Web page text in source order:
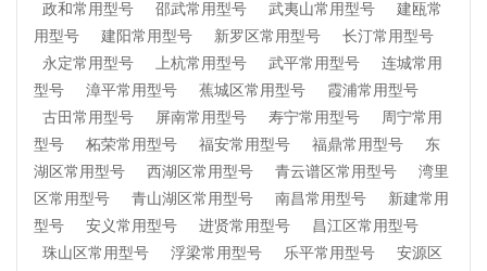
政和常用型号
邵武常用型号 武夷山常用型号
建瓯常
用型号
建阳常用型号 新罗区常用型号
长汀常用型号
永定常用型号
上杭常用型号 武平常用型号
连城常用
型号
漳平常用型号 蕉城区常用型号
霞浦常用型号
古田常用型号
屏南常用型号 寿宁常用型号
周宁常用
型号
柘荣常用型号 福安常用型号 福鼎常用型号
东
湖区常用型号
西湖区常用型号 青云谱区常用型号
湾里
区常用型号
青山湖区常用型号 南昌常用型号
新建常用
型号
安义常用型号 进贤常用型号
昌江区常用型号
珠山区常用型号
浮梁常用型号 乐平常用型号
安源区